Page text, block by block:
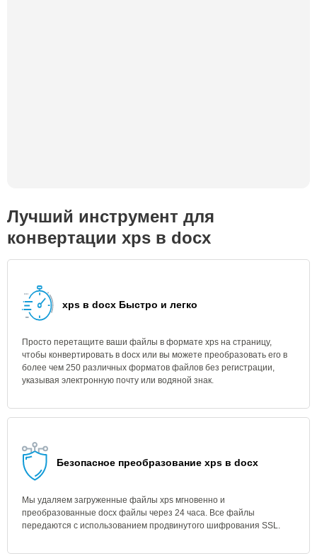
Лучший инструмент для
конвертации xps в docx
xps в docx Быстро и легко
Просто перетащите ваши файлы в формате xps на страницу,
чтобы конвертировать в docx или вы можете преобразовать его в
более чем 250 различных форматов файлов без регистрации,
указывая электронную почту или водяной знак.
Безопасное преобразование xps в docx
Мы удаляем загруженные файлы xps мгновенно и
преобразованные docx файлы через 24 часа. Все файлы
передаются с использованием продвинутого шифрования SSL.